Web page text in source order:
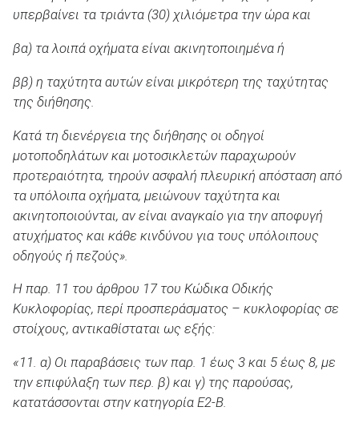
υπερβαίνει τα τριάντα (30) χιλιόμετρα την ώρα και
βα) τα λοιπά οχήματα είναι ακινητοποιημένα ή
ββ) η ταχύτητα αυτών είναι μικρότερη της ταχύτητας
της διήθησης.
Κατά τη διενέργεια της διήθησης οι οδηγοί
μοτοποδηλάτων και μοτοσικλετών παραχωρούν
προτεραιότητα, τηρούν ασφαλή πλευρική απόσταση από
τα υπόλοιπα οχήματα, μειώνουν ταχύτητα και
ακινητοποιούνται, αν είναι αναγκαίο για την αποφυγή
ατυχήματος και κάθε κινδύνου για τους υπόλοιπους
οδηγούς ή πεζούς».
Η παρ. 11 του άρθρου 17 του Κώδικα Οδικής
Κυκλοφορίας, περί προσπεράσματος – κυκλοφορίας σε
στοίχους, αντικαθίσταται ως εξής:
«11. α) Οι παραβάσεις των παρ. 1 έως 3 και 5 έως 8, με
την επιφύλαξη των περ. β) και γ) της παρούσας,
κατατάσσονται στην κατηγορία Ε2-Β.